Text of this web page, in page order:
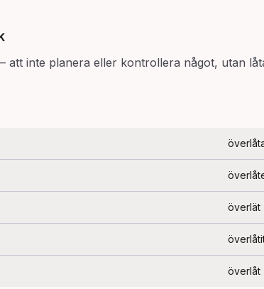
att inte planera eller kontrollera något, utan
överlät
överlåt